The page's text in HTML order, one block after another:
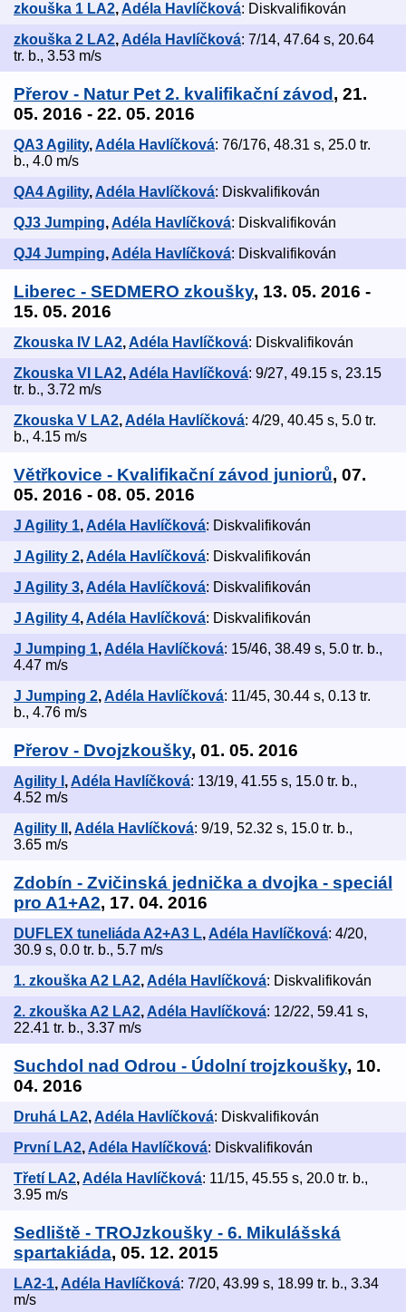
zkouška 1 LA2,Adéla Havlíčková: Diskvalifikován
zkouška 2 LA2, Adéla Havlíčková: 7/14, 47.64 s, 20.64
tr. b., 3.53 m/s
Přerov - Natur Pet 2. kvalifikační závod , 21.
05. 2016 - 22. 05. 2016
QA3 Agility,Adéla Havlíčková: 76/176, 48.31 s, 25.0 tr.
b., 4.0 m/s
QA4 Agility, Adéla Havlíčková: Diskvalifikován
QJ3 Jumping,Adéla Havlíčková: Diskvalifikován
QJ4 Jumping, Adéla Havlíčková: Diskvalifikován
Liberec - SEDMERO zkoušky, 13. 05. 2016 -
15. 05. 2016
Zkouska IV LA2,Adéla Havlíčková: Diskvalifikován
Zkouska VI LA2, Adéla Havlíčková: 9/27, 49.15 s, 23.15
tr. b., 3.72 m/s
Zkouska V LA2,Adéla Havlíčková: 4/29, 40.45 s, 5.0 tr.
b., 4.15 m/s
Větřkovice - Kvalifikační závod juniorů, 07.
05. 2016 - 08. 05. 2016
J Agility 1, Adéla Havlíčková: Diskvalifikován
J Agility 2,Adéla Havlíčková: Diskvalifikován
J Agility 3, Adéla Havlíčková: Diskvalifikován
J Agility 4,Adéla Havlíčková: Diskvalifikován
J Jumping 1, Adéla Havlíčková: 15/46, 38.49 s, 5.0 tr. b.,
4.47 m/s
J Jumping 2,Adéla Havlíčková: 11/45, 30.44 s, 0.13 tr.
b., 4.76 m/s
Přerov - Dvojzkoušky, 01. 05. 2016
Agility I , Adéla Havlíčková: 13/19, 41.55 s, 15.0 tr. b.,
4.52 m/s
Agility II ,Adéla Havlíčková: 9/19, 52.32 s, 15.0 tr. b.,
3.65 m/s
Zdobín - Zvičinská jednička a dvojka - speciál
pro A1+A2, 17. 04. 2016
DUFLEX tuneliáda A2+A3 L, Adéla Havlíčková: 4/20,
30.9 s, 0.0 tr. b., 5.7 m/s
1. zkouška A2 LA2,Adéla Havlíčková: Diskvalifikován
2. zkouška A2 LA2, Adéla Havlíčková: 12/22, 59.41 s,
22.41 tr. b., 3.37 m/s
Suchdol nad Odrou - Údolní trojzkoušky, 10.
04. 2016
Druhá LA2,Adéla Havlíčková: Diskvalifikován
První LA2, Adéla Havlíčková: Diskvalifikován
Třetí LA2,Adéla Havlíčková: 11/15, 45.55 s, 20.0 tr. b.,
3.95 m/s
Sedliště - TROJzkoušky - 6. Mikulášská
spartakiáda, 05. 12. 2015
LA2-1, Adéla Havlíčková: 7/20, 43.99 s, 18.99 tr. b., 3.34
m/s